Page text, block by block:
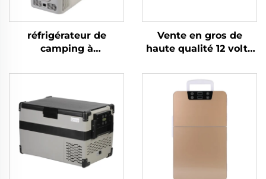
réfrigérateur de
camping à
12 volts pour
réfrigérateur
électrique pour voiture
18 L
Vente en gros de
haute qualité 12 volts
propane camping
réfrigérateur portable
12 volts 25L
congélateur portable